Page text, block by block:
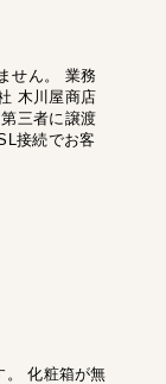
せん。 業務
木川屋商店
三者に譲渡
接続でお客
。 化粧箱が無